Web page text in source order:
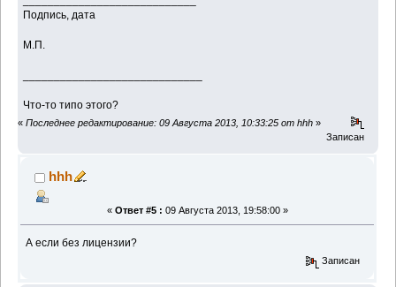
Подпись, дата
М.П.
Что-то типо этого?
« Последнее редактирование: 09 Августа 2013, 10:33:25 от hhh »
Записан
hhh
« Ответ #5 : 09 Августа 2013, 19:58:00 »
А если без лицензии?
Записан